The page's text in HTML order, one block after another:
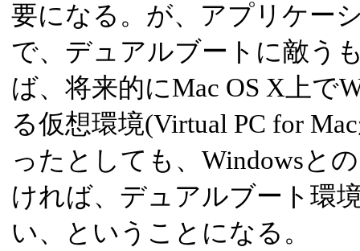
要になる。が、アプリケー
で、デュアルブートに敵う
ば、将来的にMac OS X上で
る仮想環境(Virtual PC for
ったとしても、Windowsと
ければ、デュアルブート環
い、ということになる。